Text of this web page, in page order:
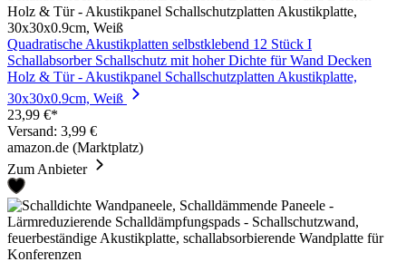
Quadratische Akustikplatten selbstklebend 12 Stück I
Schallabsorber Schallschutz mit hoher Dichte für Wand Decken
Holz & Tür - Akustikpanel Schallschutzplatten Akustikplatte,
30x30x0.9cm, Weiß
23,99 €*
Versand: 3,99 €
amazon.de (Marktplatz)
Zum Anbieter